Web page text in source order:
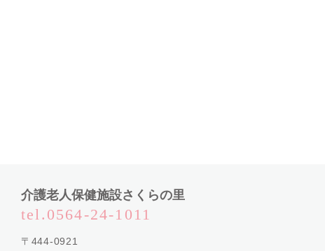
介護老人保健施設さくらの里
tel.0564-24-1011
〒444-0921